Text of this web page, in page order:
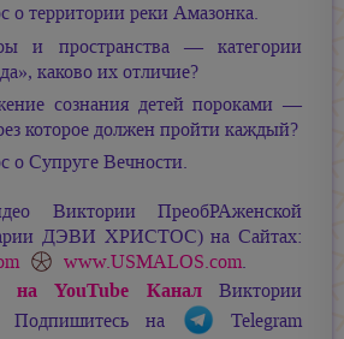
территории реки Амазонка.
и пространства — категории
каково их отличие?
сознания детей пороками —
которое должен пройти каждый?
о Супруге Вечности.
Виктории ПреобРАженской
ДЭВИ ХРИСТОС) на Сайтах:
www.USMALOS.com.
на YouTube КаналВиктории
Подпишитесь на
Telegram